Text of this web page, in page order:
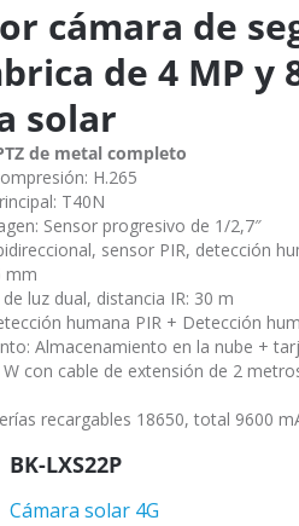
cámara de
de 4 MP y
solar
de metal completo
H.265
T40N
Sensor progresivo de 1/2,7″
sensor PIR, detección
mm
luz dual, distancia IR: 30 m
humana PIR + Detección
Almacenamiento en la nube +
W con cable de extensión de 2
recargables 18650, total 9600
BK-LXS22P
Cámara solar 4G